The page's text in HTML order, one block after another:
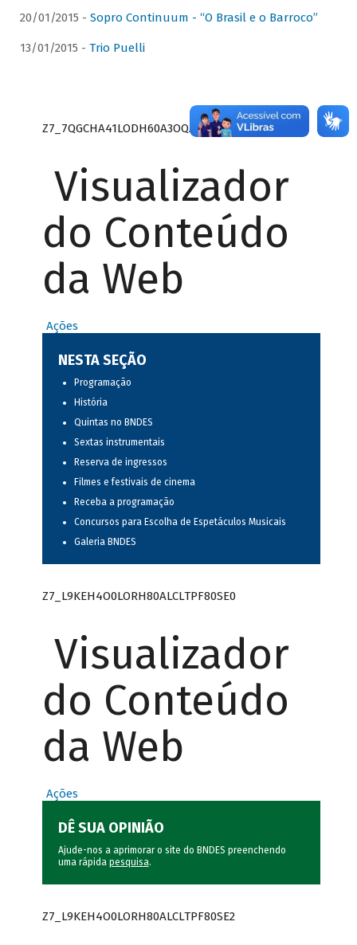
20/01/2015 - Sopro Continuum - “O Brasil e o Barroco”
13/01/2015 - Trio Puelli
Z7_7QGCHA41LODH60A3OQA8RN1415
Visualizador
do Conteúdo
da Web
Ações
NESTA SEÇÃO
Programação
História
Quintas no BNDES
Sextas instrumentais
Reserva de ingressos
Filmes e festivais de cinema
Receba a programação
Concursos para Escolha de Espetáculos Musicais
Galeria BNDES
Z7_L9KEH4O0LORH80ALCLTPF80SE0
Visualizador
do Conteúdo
da Web
Ações
DÊ SUA OPINIÃO
Ajude-nos a aprimorar o site do BNDES preenchendo
uma rápida pesquisa.
Z7_L9KEH4O0LORH80ALCLTPF80SE2